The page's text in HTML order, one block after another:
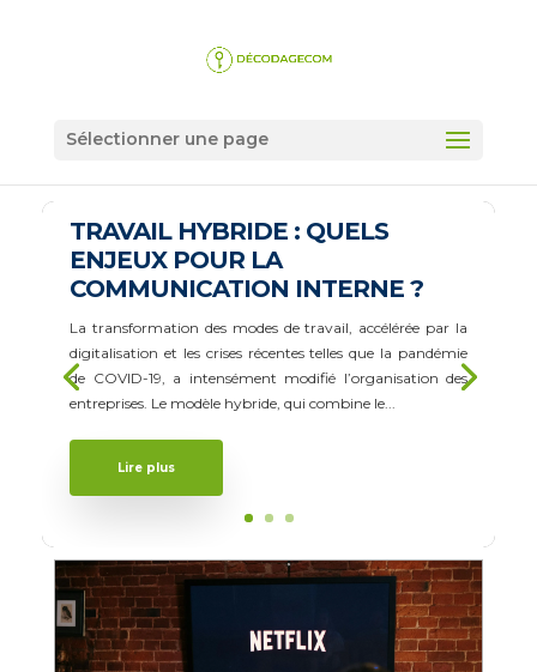
Sélectionner une page
TRAVAIL HYBRIDE : QUELS
ENJEUX POUR LA
COMMUNICATION INTERNE ?
La transformation des modes de travail, accélérée par la
digitalisation et les crises récentes telles que la pandémie
de COVID-19, a intensément modifié l’organisation des
entreprises. Le modèle hybride, qui combine le...
Lire plus